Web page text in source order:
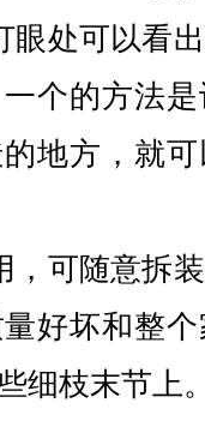
处可以看出
个的方法
地方，就
可随意拆装
好坏和整
细枝末节上